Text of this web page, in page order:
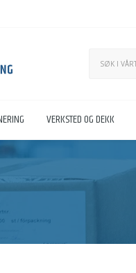
VERKSTED OG DEKK